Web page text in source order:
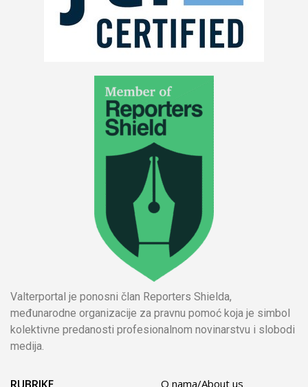
Valterportal je ponosni član Reporters Shielda,
međunarodne organizacije za pravnu pomoć koja je simbol
kolektivne predanosti profesionalnom novinarstvu i slobodi
medija.
O nama/About us